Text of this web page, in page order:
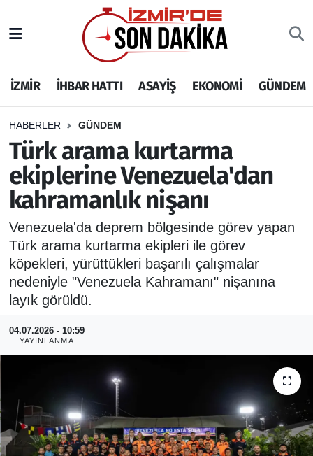
İZMİR İHBAR HATTI ASAYİŞ EKONOMİ GÜNDEM
HABERLER GÜNDEM
Türk arama kurtarma
ekiplerine Venezuela'dan
kahramanlık nişanı
Venezuela'da deprem bölgesinde görev yapan
Türk arama kurtarma ekipleri ile görev
köpekleri, yürüttükleri başarılı çalışmalar
nedeniyle "Venezuela Kahramanı" nişanına
layık görüldü.
04.07.2026 - 10:59
YAYINLANMA
İHBAR HATTI
DEPREM
GENEL
EKONOMİ
SİYASET
SPOR
ASAYİŞ
RESMİ REKLAM
İzmir Nöbetçi Eczaneler
İzmir Hava Durumu
İzmir Namaz Vakitleri
İzmir Trafik Yoğunluk Haritası
Puan Durumu ve Fikstür
Tüm Manşetler
Son Dakika Haberleri
Haber Arşivi